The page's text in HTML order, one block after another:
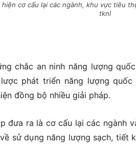
hiện cơ cấu lại các ngành, khu vực tiêu
tknl
chắc an ninh năng lượng
phát triển năng lượng
đồng bộ nhiều giải pháp.
đưa ra là cơ cấu lại các ngành
sử dụng năng lượng sạch, tiết